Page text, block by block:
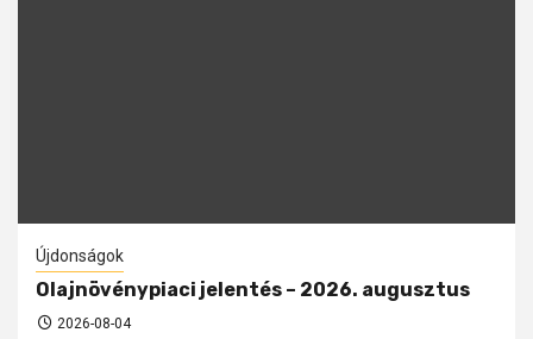
Újdonságok
Olajnövénypiaci jelentés – 2026. augusztus
2026-08-04